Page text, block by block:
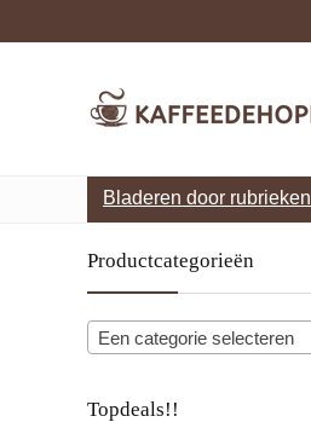
Bladeren door rubrieken
Productcategorieën
Een categorie selecteren
Topdeals!!